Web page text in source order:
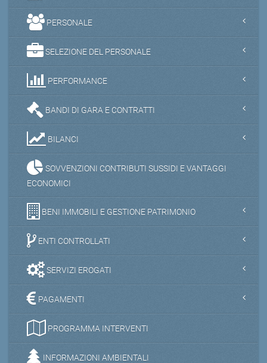
PERSONALE
SELEZIONE DEL PERSONALE
PERFORMANCE
BANDI DI GARA E CONTRATTI
BILANCI
SOVVENZIONI CONTRIBUTI SUSSIDI E VANTAGGI
ECONOMICI
BENI IMMOBILI E GESTIONE PATRIMONIO
ENTI CONTROLLATI
SERVIZI EROGATI
PAGAMENTI
PROGRAMMA INTERVENTI
INFORMAZIONI AMBIENTALI